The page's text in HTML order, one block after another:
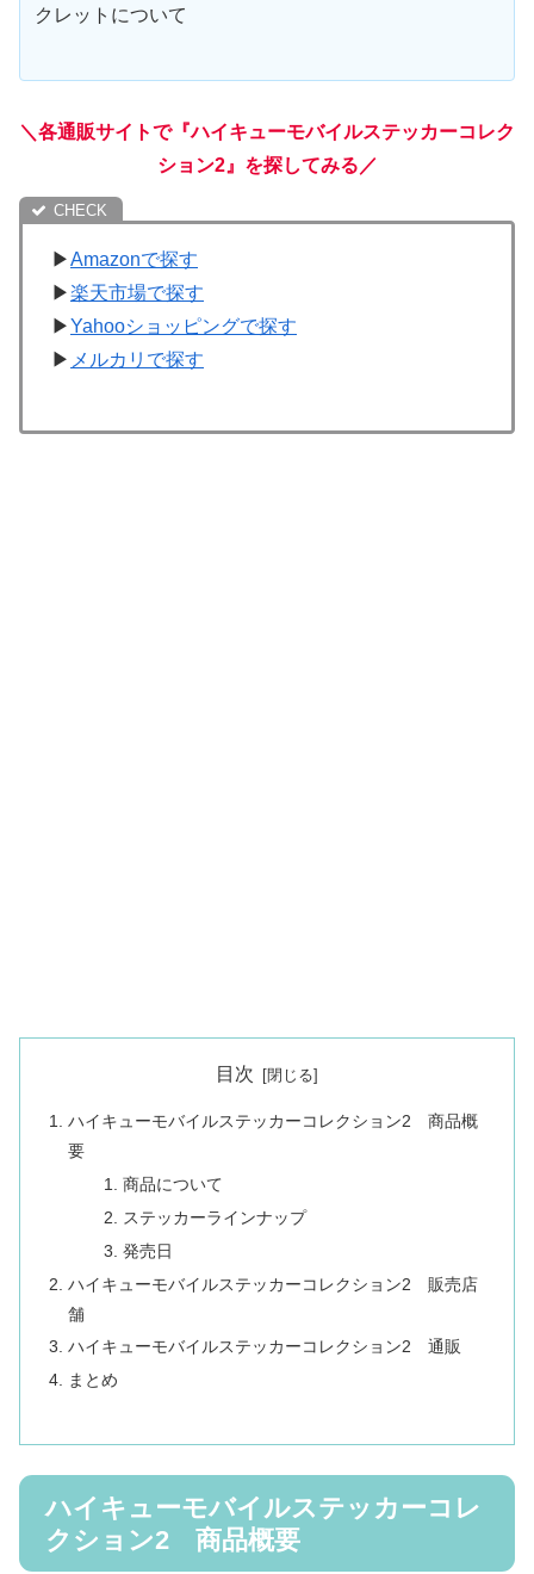
クレットについて
＼各通販サイトで『ハイキューモバイルステッカーコレク
ション2』を探してみる／
▶Amazonで探す
▶楽天市場で探す
▶Yahooショッピングで探す
▶ メルカリで探す
目次
ハイキューモバイルステッカーコレクション2 商品概
要
商品について
ステッカーラインナップ
発売日
ハイキューモバイルステッカーコレクション2 販売店
舗
ハイキューモバイルステッカーコレクション2 通販
まとめ
ハイキューモバイルステッカーコレ
クション2 商品概要